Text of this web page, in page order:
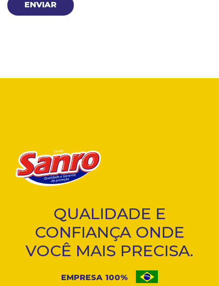
QUALIDADE E
CONFIANÇA ONDE
VOCÊ MAIS PRECISA.
EMPRESA 100%